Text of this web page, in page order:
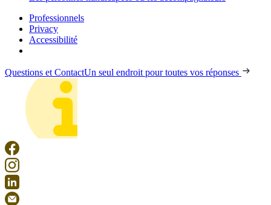
Professionnels
Privacy
Accessibilité
Questions et ContactUn seul endroit pour toutes vos réponses